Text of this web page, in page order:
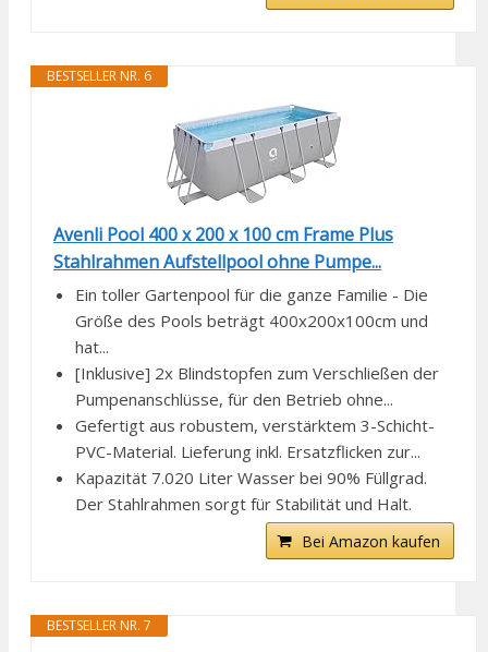
BESTSELLER NR. 6
Avenli Pool 400 x 200 x 100 cm Frame Plus
Stahlrahmen Aufstellpool ohne Pumpe...
Ein toller Gartenpool für die ganze Familie - Die
Größe des Pools beträgt 400x200x100cm und
hat...
[Inklusive] 2x Blindstopfen zum Verschließen der
Pumpenanschlüsse, für den Betrieb ohne...
Gefertigt aus robustem, verstärktem 3-Schicht-
PVC-Material. Lieferung inkl. Ersatzflicken zur...
Kapazität 7.020 Liter Wasser bei 90% Füllgrad.
Der Stahlrahmen sorgt für Stabilität und Halt.
Bei Amazon kaufen
BESTSELLER NR. 7